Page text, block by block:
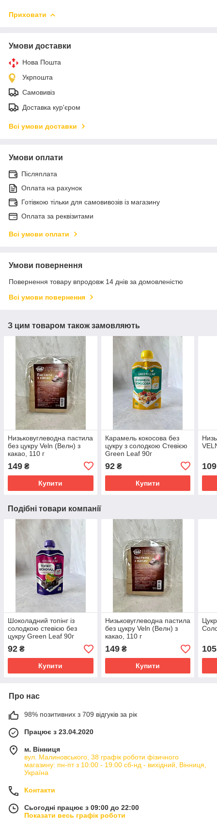
Приховати
Умови доставки
Нова Пошта
Укрпошта
Самовивіз
Доставка кур'єром
Всі умови доставки
Умови оплати
Післяплата
Оплата на рахунок
Готівкою тільки для самовивозів із магазину
Оплата за реквізитами
Всі умови оплати
Умови повернення
Повернення товару впродовж 14 днів за домовленістю
Всі умови повернення
З цим товаром також замовляють
Низьковуглеводна пастила
без цукру Veln (Велн) з
какао, 110 г
149 ₴
Купити
Карамель кокосова без
цукру з солодкою Стевією
Green Leaf 90г
92₴
Купити
109
Подібні товари компанії
Шоколадний топінг із
солодкою стевією без
цукру Green Leaf 90г
92 ₴
Купити
Низьковуглеводна пастила
без цукру Veln (Велн) з
какао, 110 г
149₴
Купити
105
Про нас
98% позитивних з 709 відгуків за рік
Працює з 23.04.2020
м. Вінниця
вул. Малиновського, 38 графік роботи фізичного
магазину: пн-пт з 10:00 - 19:00 сб-нд - вихідний, Вінниця,
Україна
Контакти
Сьогодні працює з 09:00 до 22:00
Показати весь графік роботи